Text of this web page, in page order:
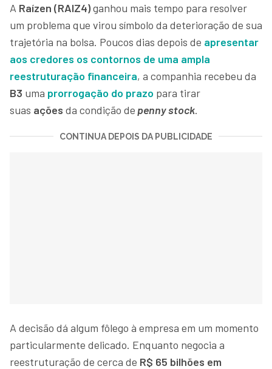
A Raízen (RAIZ4)ganhou mais tempo para resolver
um problema que virou símbolo da deterioração de sua
trajetória na bolsa. Poucos dias depois de apresentar
aos credores os contornos de uma ampla
reestruturação financeira, a companhia recebeu da
B3 uma prorrogação do prazo para tirar
suas ações da condição de penny stock.
CONTINUA DEPOIS DA PUBLICIDADE
A decisão dá algum fôlego à empresa em um momento
particularmente delicado. Enquanto negocia a
reestruturação de cerca de R$ 65 bilhões em